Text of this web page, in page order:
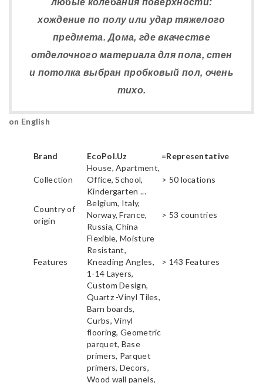
хождение по полу или удар тяжелого
предмета. Дома, где вкачестве
отделочного материала для пола, стен
и потолка выбран пробковый пол, очень
тихо.
on English
Brand EcoPol.Uz =Representative
Collection
House, Apartment,
Office, School,
Kindergarten ...
> 50 locations
Country of
origin
Belgium, Italy,
Norway, France,
Russia, China
> 53 countries
Features
Flexible, Moisture
Resistant,
Kneading Angles,
1-14 Layers,
Custom Design,
> 143 Features
Quartz -Vinyl Tiles,
Barn boards,
Curbs, Vinyl
flooring, Geometric
parquet, Base
primers, Parquet
primers, Decors,
Wood wall panels,